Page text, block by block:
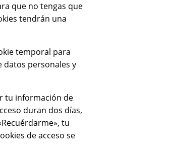
que no tengas que
tendrán una
temporal para
datos personales y
tu información de
duran dos días,
tu
de acceso se